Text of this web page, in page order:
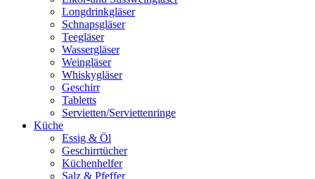
Longdrinkgläser
Schnapsgläser
Teegläser
Wassergläser
Weingläser
Whiskygläser
Geschirr
Tabletts
Servietten/Serviettenringe
Küche
Essig & Öl
Geschirrtücher
Küchenhelfer
Salz & Pfeffer